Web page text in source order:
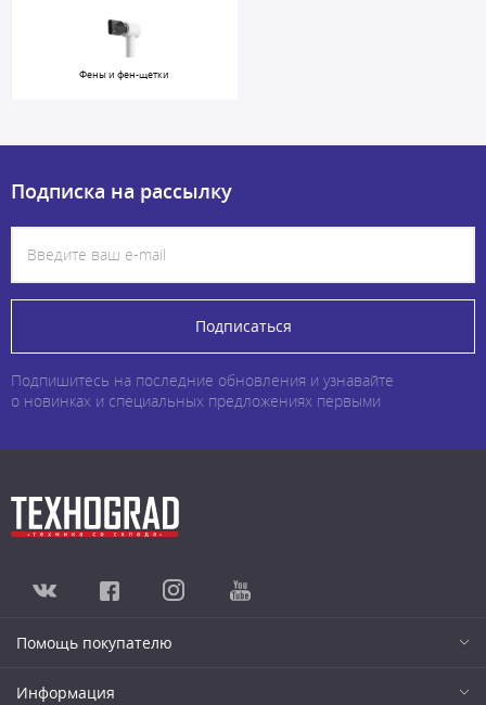
Фены и фен-щетки
Подписка на рассылку
Подписаться
Подпишитесь на последние обновления и узнавайте
о новинках и специальных предложениях первыми
Помощь покупателю
Информация